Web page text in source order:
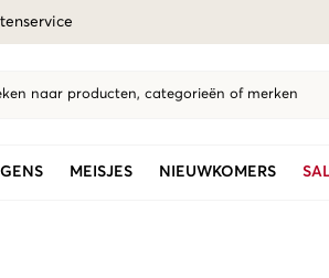
naar producten, categorieën of merken
MEISJES NIEUWKOMERS